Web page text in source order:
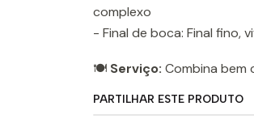
complexo
- Final de boca: Final fino,
🍽️ Serviço: Combina bem
PARTILHAR ESTE PRODUTO